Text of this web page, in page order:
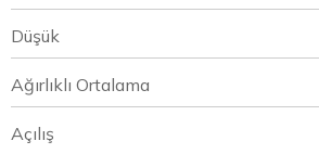
Düşük
Ağırlıklı Ortalama
Açılış